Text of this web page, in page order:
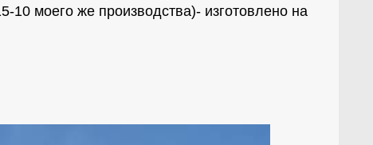
10 моего же производства)- изготовлено на